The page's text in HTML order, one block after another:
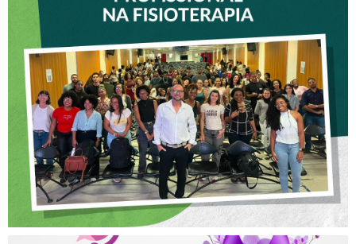
VICE-PRESIDENTE DO
CREFITO-7 PARTICIPA DE
OFICINA SOBRE ÉTICA E
POSTURA PROFISSIONAL
NA FISIOTERAPIA